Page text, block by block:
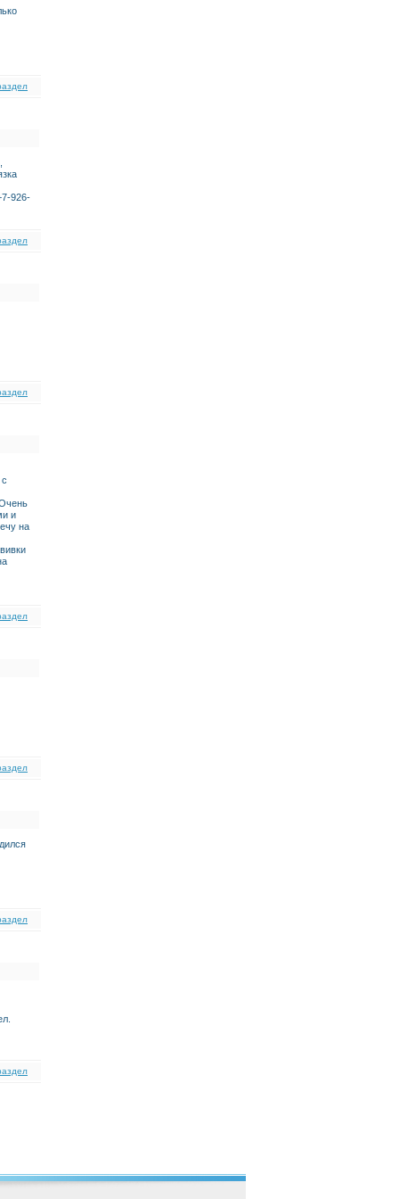
926-
и
на